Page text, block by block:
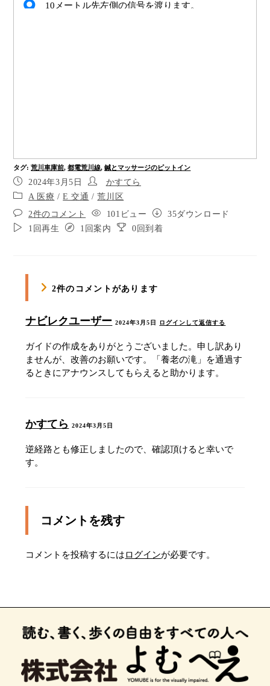
10メートル先左側の信号を渡ります。
ポイント10
ポイント11
30メートル先左折です。
ポイント15
ポイント16
ポイント17
ポイント18
10メートル先右側の横断歩道を渡ります。
右の横断歩道を渡ります。
三ノ輪方面へは左手側の踏切を渡って右にありま
タグ:荒川車庫前, 都電荒川線, 鍼とマッサージのピットイン
2024年3月5日
かすてら
A 医療 /E 交通 /荒川区
2件のコメント
101ビュー
35ダウンロード
1回再生
1回案内 0回到着
2件のコメントがあります
ナビレクユーザー 2024年3月5日 ログインして返信する
ガイドの作成をありがとうございました。申し訳あり
ませんが、改善のお願いです。「養老の滝」を通過す
るときにアナウンスしてもらえると助かります。
かすてら 2024年3月5日
逆経路とも修正しましたので、確認頂けると幸いで
す。
コメントを残す
コメントを投稿するにはログインが必要です。